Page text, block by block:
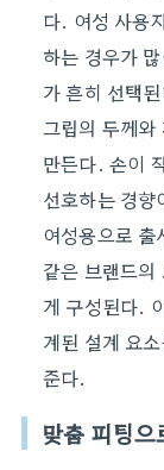
다. 여성 사용
하는 경우가
가 흔히 선택
그립의 두께와
만든다. 손이
선호하는 경향
여성용으로 출
같은 브랜드
게 구성된다.
계된 설계 요
준다.
맞춤 피팅